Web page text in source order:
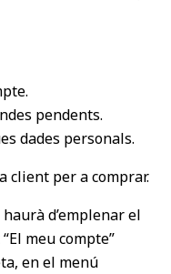
pendents.
dades personals.
client per a comprar.
d’emplenar el
meu compte”
en el menú